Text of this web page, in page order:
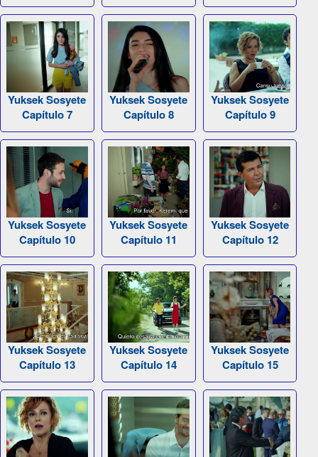
Yuksek Sosyete
Capítulo 7
Yuksek Sosyete
Capítulo 8
Yuksek Sosyete
Capítulo 9
Yuksek Sosyete
Capítulo 10
Yuksek Sosyete
Capítulo 11
Yuksek Sosyete
Capítulo 12
Yuksek Sosyete
Capítulo 13
Yuksek Sosyete
Capítulo 14
Yuksek Sosyete
Capítulo 15